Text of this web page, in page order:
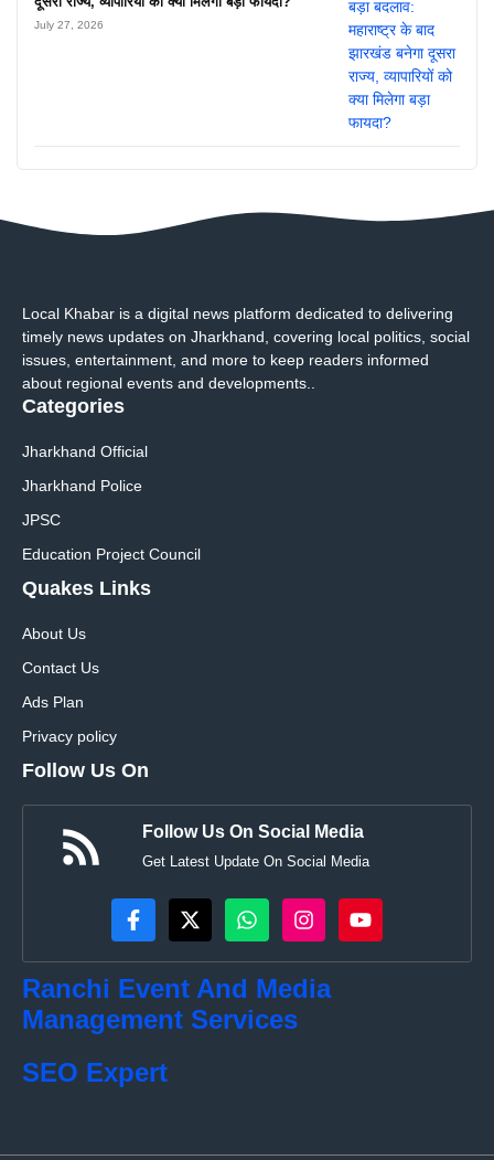
July 27, 2026
Local Khabar is a digital news platform dedicated to delivering
timely news updates on Jharkhand, covering local politics, social
issues, entertainment, and more to keep readers informed
about regional events and developments..
Categories
Jharkhand Official
Jharkhand Police
JPSC
Education Project Council
Quakes Links
About Us
Contact Us
Ads Plan
Privacy policy
Follow Us On
Follow Us On Social Media
Get Latest Update On Social Media
Ranchi Event And Media
Management Services
SEO Expert